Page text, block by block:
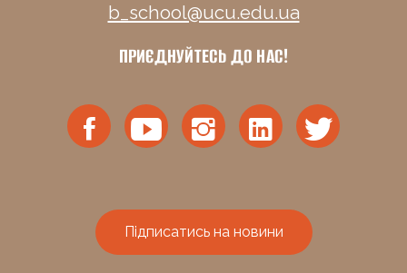
b_school@ucu.edu.ua
ПРИЄДНУЙТЕСЬ ДО НАС!
Підписатись на новини